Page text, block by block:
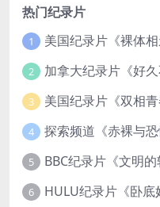
热门纪录片
1
2
3
4
5
6